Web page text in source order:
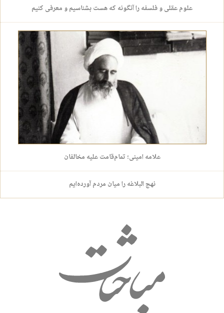
علوم عقلی و فلسفه را آنگونه که هست بشناسیم و معرفی کنیم
علامه امینی؛ تمام‌قامت علیه مخالفان
نهج البلاغه را میان مردم آورده‌ایم